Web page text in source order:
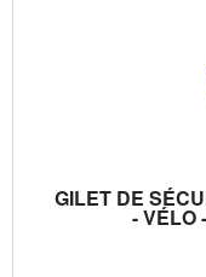
GILET DE
- VÉLO